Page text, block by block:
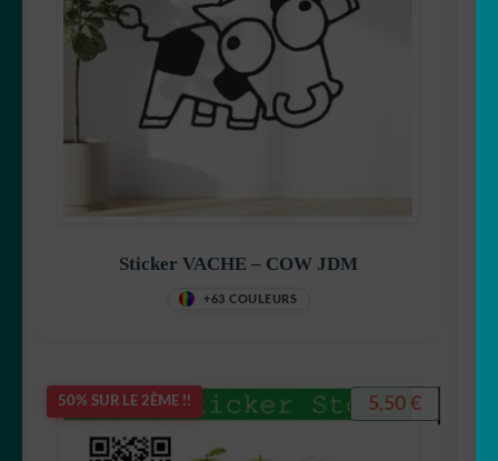
Sticker VACHE – COW JDM
+63 COULEURS
50% SUR LE 2ÈME !! 5,50 €